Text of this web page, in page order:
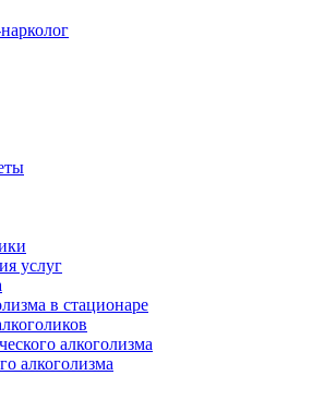
услуг
в стационаре
алкоголизма
алкоголизма